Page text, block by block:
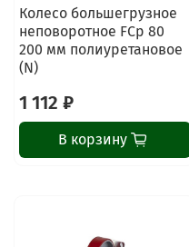
Колесо большегрузное
неповоротное FCp 80
200 мм полиуретановое
(N)
1 112 ₽
В корзину